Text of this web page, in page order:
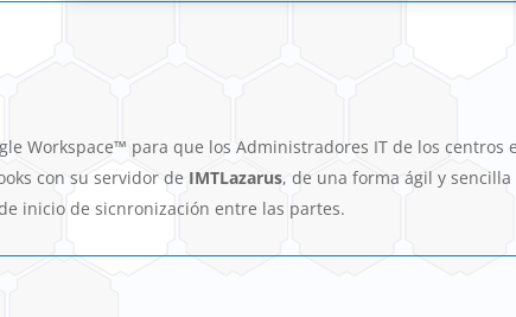
Workspace™ para que los Administradores IT de los centros
con su servidor de IMTLazarus, de una forma ágil y
inicio de sicnronización entre las partes.